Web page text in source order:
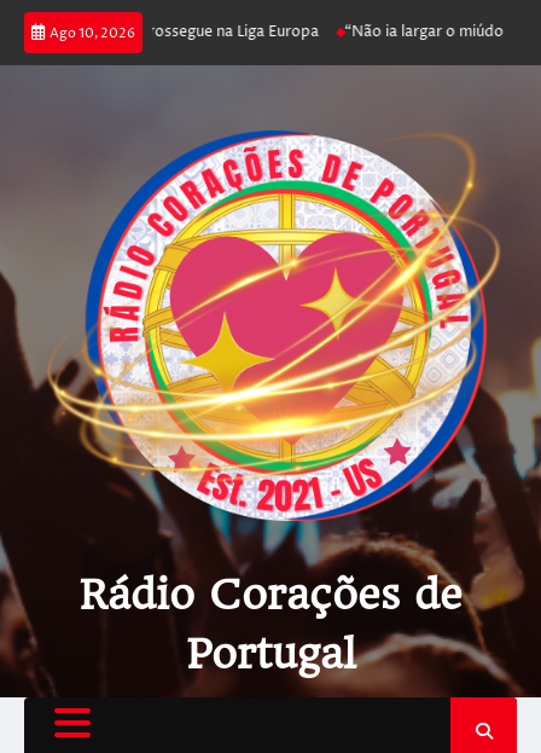
Ago 10, 2026
joga poker e prossegue na Liga Europa “Não ia largar o miúdo”.
Rádio Corações de
Portugal